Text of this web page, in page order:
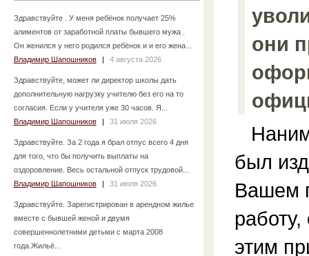
Здравствуйте . У меня ребёнок получает 25%
алиментов от заработной платы бывшего мужа .
Он женился у него родился ребёнок и и его жена...
Владимир Шапошников
| 4 августа 2026
Здравствуйте, может ли директор школы дать
дополнительную нагрузку учителю без его на то
согласия. Если у учителя уже 30 часов. Я...
Владимир Шапошников
| 31 июля 2026
Здравствуйте. За 2 года я брал отпус всего 4 дня
для того, что бы получить выплаты на
оздоровление. Весь остальной отпуск трудовой...
Владимир Шапошников
| 31 июля 2026
Здравствуйте. Зарегистрирован в арендном жилье
вместе с бывшей женой и двумя
совершеннолетними детьми с марта 2008
года.Жильё...
они
был
Вашем
этим